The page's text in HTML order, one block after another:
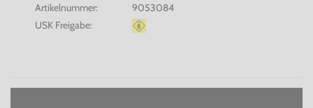
Artikelnummer:
9053084
USK Freigabe: